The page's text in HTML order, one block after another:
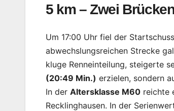
5 km – Zwei
Um 17:00 Uhr fiel der
abwechslungsreichen Strecke
kluge Renneinteilung, steigerte
(20:49 Min.) erzielen, sondern
In der Altersklasse M60 reichte
Recklinghausen. In der